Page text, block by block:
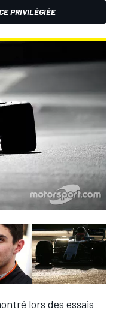
PRIVILÉGIÉE
lors des essais